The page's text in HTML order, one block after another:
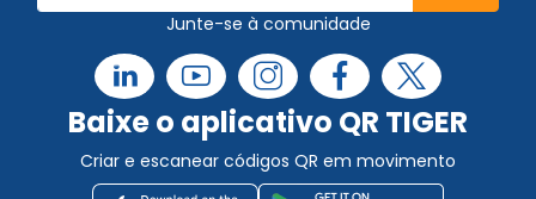
Junte-se à comunidade
Baixe o aplicativo QR TIGER
Criar e escanear códigos QR em movimento